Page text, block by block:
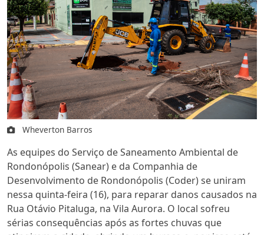
Wheverton Barros
As equipes do Serviço de Saneamento Ambiental de
Rondonópolis (Sanear) e da Companhia de
Desenvolvimento de Rondonópolis (Coder) se uniram
nessa quinta-feira (16), para reparar danos causados na
Rua Otávio Pitaluga, na Vila Aurora. O local sofreu
sérias consequências após as fortes chuvas que